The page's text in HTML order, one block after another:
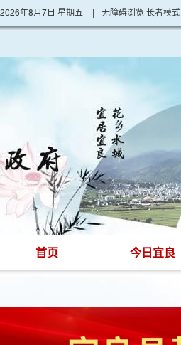
2026年8月7日 星期五 | 无障碍浏览长者模式
首页 今日宜良